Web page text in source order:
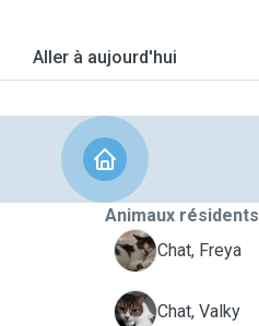
Aller à aujourd'hui
Animaux résidents
F
Chat, Freya
V Chat, Valky